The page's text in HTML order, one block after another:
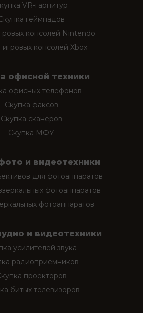
VR-гарнитур
геймпадов
консолей Nintendo
игровых консолей Xbox
офисной техники
офисных телефонов
Скупка факсов
Скупка сканеров
Скупка МФУ
и видеотехники
для фотоаппаратов
фотоаппаратов
фотоаппаратов
и видеотехники
усилителей звука
радиоприёмников
проекторов
битых телевизоров